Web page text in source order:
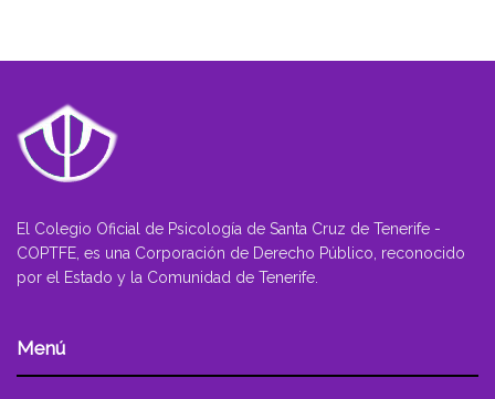
El Colegio Oficial de Psicología de Santa Cruz de Tenerife -
COPTFE, es una Corporación de Derecho Público, reconocido
por el Estado y la Comunidad de Tenerife.
Menú